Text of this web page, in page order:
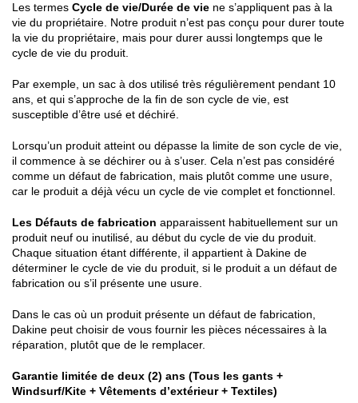
Les termes Cycle de vie/Durée de vie ne s’appliquent pas à la
vie du propriétaire. Notre produit n’est pas conçu pour durer toute
la vie du propriétaire, mais pour durer aussi longtemps que le
cycle de vie du produit.
Par exemple, un sac à dos utilisé très régulièrement pendant 10
ans, et qui s’approche de la fin de son cycle de vie, est
susceptible d’être usé et déchiré.
Lorsqu’un produit atteint ou dépasse la limite de son cycle de vie,
il commence à se déchirer ou à s’user. Cela n’est pas considéré
comme un défaut de fabrication, mais plutôt comme une usure,
car le produit a déjà vécu un cycle de vie complet et fonctionnel.
Les Défauts de fabrication apparaissent habituellement sur un
produit neuf ou inutilisé, au début du cycle de vie du produit.
Chaque situation étant différente, il appartient à Dakine de
déterminer le cycle de vie du produit, si le produit a un défaut de
fabrication ou s’il présente une usure.
Dans le cas où un produit présente un défaut de fabrication,
Dakine peut choisir de vous fournir les pièces nécessaires à la
réparation, plutôt que de le remplacer.
Garantie limitée de deux (2) ans (Tous les gants +
Windsurf/Kite + Vêtements d’extérieur + Textiles)